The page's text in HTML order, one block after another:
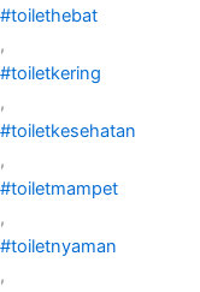
#toilethebat
,
#toiletkering
,
#toiletkesehatan
,
#toiletmampet
,
#toiletnyaman
,